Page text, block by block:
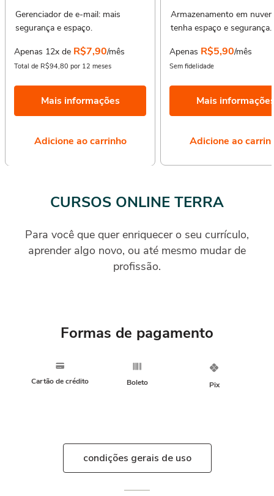
Gerenciador de e-mail: mais
segurança e espaço.
Apenas 12x de R$7,90/mês
Total de R$94,80 por 12 meses
Mais informações
Adicione ao carrinho
Armazenamento em
tenha espaço e segurança.
Apenas R$5,90/mês
Sem fidelidade
Mais
Adicione ao
CURSOS ONLINE TERRA
Para você que quer enriquecer o seu currículo,
aprender algo novo, ou até mesmo mudar de
profissão.
Formas de pagamento
Cartão de crédito Boleto Pix
condições gerais de uso